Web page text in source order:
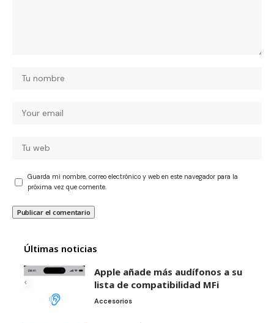
Guarda mi nombre, correo electrónico y web en este navegador para la
próxima vez que comente.
Últimas noticias
Apple añade más audífonos a su
lista de compatibilidad MFi
Accesorios